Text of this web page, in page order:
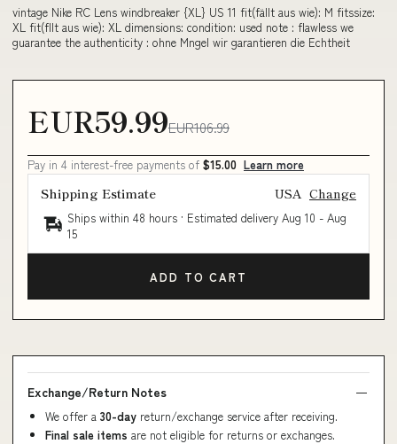
vintage Nike RC Lens windbreaker {XL} US 11 fit(fällt aus wie): M fitssize:
XL fit(fllt aus wie): XL dimensions: condition: used note : flawless we
guarantee the authenticity : ohne Mngel wir garantieren die Echtheit
EUR59.99EUR106.99
Pay in 4 interest-free payments of $15.00 Learn more
Shipping Estimate USA Change
Ships within 48 hours · Estimated delivery Aug 10 - Aug
15
ADD TO CART
Exchange/Return Notes
We offer a 30-day return/exchange service after receiving.
Final sale items are not eligible for returns or exchanges.